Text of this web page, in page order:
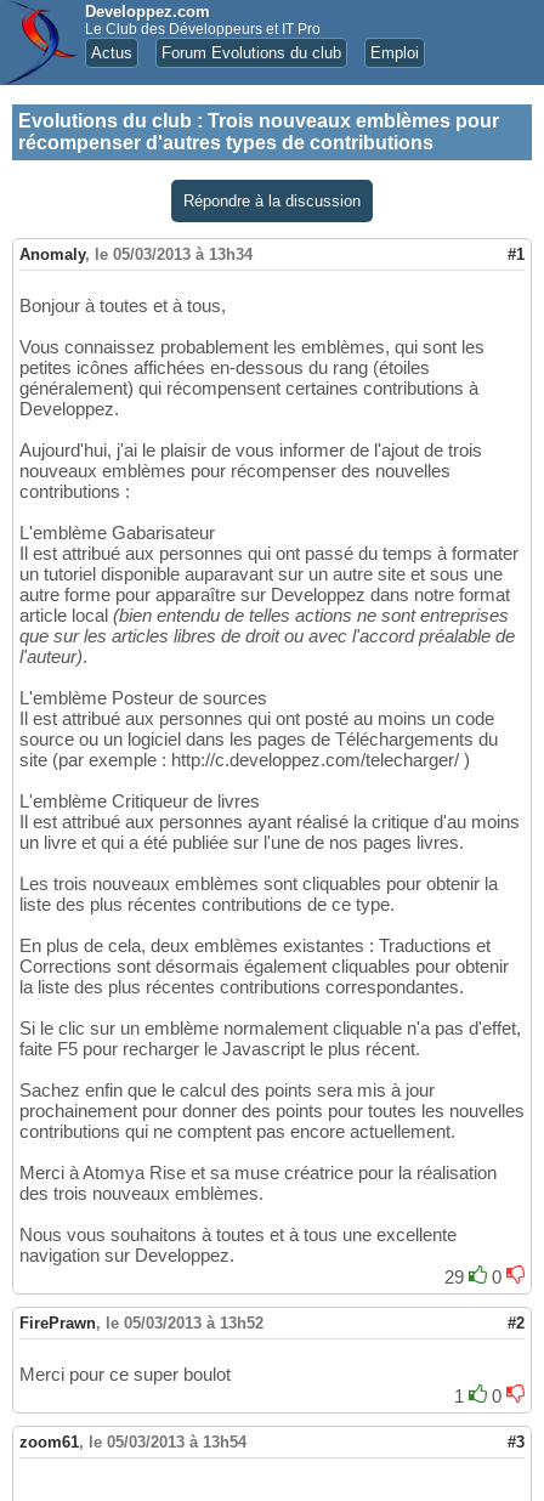
Developpez.com
Le Club des Développeurs et IT Pro
Actus Forum Evolutions du club Emploi
Evolutions du club : Trois nouveaux emblèmes pour
récompenser d'autres types de contributions
Répondre à la discussion
Anomaly, le 05/03/2013 à 13h34 #1
Bonjour à toutes et à tous,
Vous connaissez probablement les emblèmes, qui sont les
petites icônes affichées en-dessous du rang (étoiles
généralement) qui récompensent certaines contributions à
Developpez.
Aujourd'hui, j'ai le plaisir de vous informer de l'ajout de trois
nouveaux emblèmes pour récompenser des nouvelles
contributions :
L'emblème Gabarisateur
Il est attribué aux personnes qui ont passé du temps à formater
un tutoriel disponible auparavant sur un autre site et sous une
autre forme pour apparaître sur Developpez dans notre format
article local (bien entendu de telles actions ne sont entreprises
que sur les articles libres de droit ou avec l'accord préalable de
l'auteur).
L'emblème Posteur de sources
Il est attribué aux personnes qui ont posté au moins un code
source ou un logiciel dans les pages de Téléchargements du
site (par exemple : http://c.developpez.com/telecharger/ )
L'emblème Critiqueur de livres
Il est attribué aux personnes ayant réalisé la critique d'au moins
un livre et qui a été publiée sur l'une de nos pages livres.
Les trois nouveaux emblèmes sont cliquables pour obtenir la
liste des plus récentes contributions de ce type.
En plus de cela, deux emblèmes existantes : Traductions et
Corrections sont désormais également cliquables pour obtenir
la liste des plus récentes contributions correspondantes.
Si le clic sur un emblème normalement cliquable n'a pas d'effet,
faite F5 pour recharger le Javascript le plus récent.
Sachez enfin que le calcul des points sera mis à jour
prochainement pour donner des points pour toutes les nouvelles
contributions qui ne comptent pas encore actuellement.
Merci à Atomya Rise et sa muse créatrice pour la réalisation
des trois nouveaux emblèmes.
Nous vous souhaitons à toutes et à tous une excellente
navigation sur Developpez.
29
0
FirePrawn, le 05/03/2013 à 13h52 #2
Merci pour ce super boulot
1
0
zoom61, le 05/03/2013 à 13h54 #3